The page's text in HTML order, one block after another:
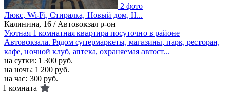
2 фото
Люкс, Wi-Fi, Стиралка, Новый дом, Н...
Калинина, 16 / Автовокзал р-он
Уютная 1 комнатная квартира посуточно в районе
Автовокзала. Рядом супермаркеты, магазины, парк, ресторан,
кафе, ночной клуб, аптека, охраняемая автост...
на сутки: 1 300 руб.
на ночь: 1 200 руб.
на час: 300 руб.
1 комната